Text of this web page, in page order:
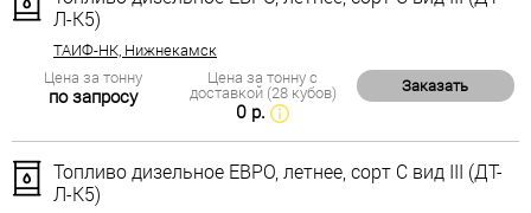
Л-К5)
ТАИФ-НК, Нижнекамск
Цена за тонну
по запросу
Цена за тонну с
доставкой (28 кубов)
0 р.
Заказать
Топливо дизельное ЕВРО, летнее, сорт С вид III (ДТ-
Л-К5)